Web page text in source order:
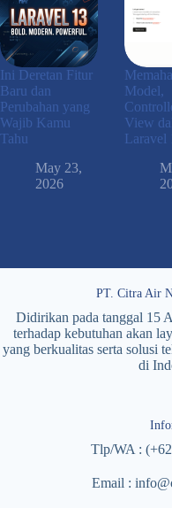
Ini Deretan Fitur
Baru dan
Perubahan yang
Wajib Kamu
Tahu
May 23,
2026
Model,
View
Laravel
PT. Citra Air
Didirikan pada tanggal 15
terhadap kebutuhan akan
yang berkualitas serta solusi
di
Tlp/WA :
Email :